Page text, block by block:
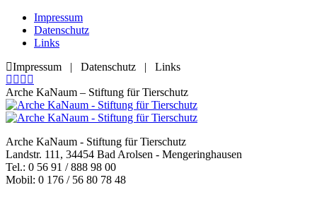
Zum
Inhalt
springen
Impressum
Datenschutz
Links
Impressum | Datenschutz | Links
Facebook
page
opens
in
window
YouTube
page
opens
in
window
RSS
page
opens
in
window
Mail
page
opens
new
window
Arche KaNaum – Stiftung für Tierschutz
Arche KaNaum - Stiftung für Tierschutz
Landstr. 111, 34454 Bad Arolsen - Mengeringhausen
Tel.: 0 56 91 / 888 98 00
Mobil: 0 176 / 56 80 78 48